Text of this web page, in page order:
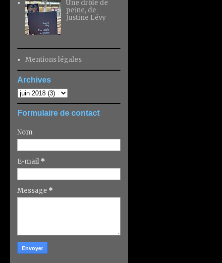
Une drôle de
peine, de
Justine Lévy
Mentions légales
Archives
Formulaire de contact
Nom
E-mail *
Message *